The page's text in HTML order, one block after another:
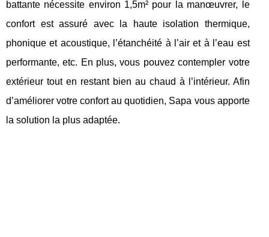
battante nécessite environ 1,5m² pour la manœuvrer, le
confort est assuré avec la haute isolation thermique,
phonique et acoustique, l’étanchéité à l’air et à l’eau est
performante, etc. En plus, vous pouvez contempler votre
extérieur tout en restant bien au chaud à l’intérieur. Afin
d’améliorer votre confort au quotidien, Sapa vous apporte
la solution la plus adaptée.